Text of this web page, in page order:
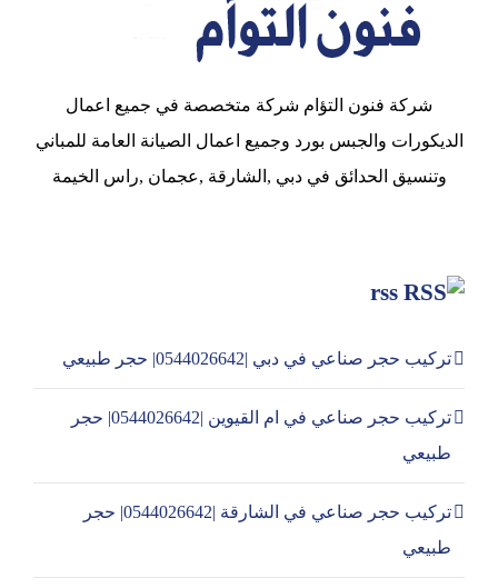
شركة فنون التؤام شركة متخصصة في جميع اعمال
الديكورات والجبس بورد وجميع اعمال الصيانة العامة للمباني
وتنسيق الحدائق في دبي ,الشارقة ,عجمان ,راس الخيمة
rss
تركيب حجر صناعي في دبي |0544026642| حجر طبيعي
تركيب حجر صناعي في ام القيوين |0544026642| حجر
طبيعي
تركيب حجر صناعي في الشارقة |0544026642| حجر
طبيعي